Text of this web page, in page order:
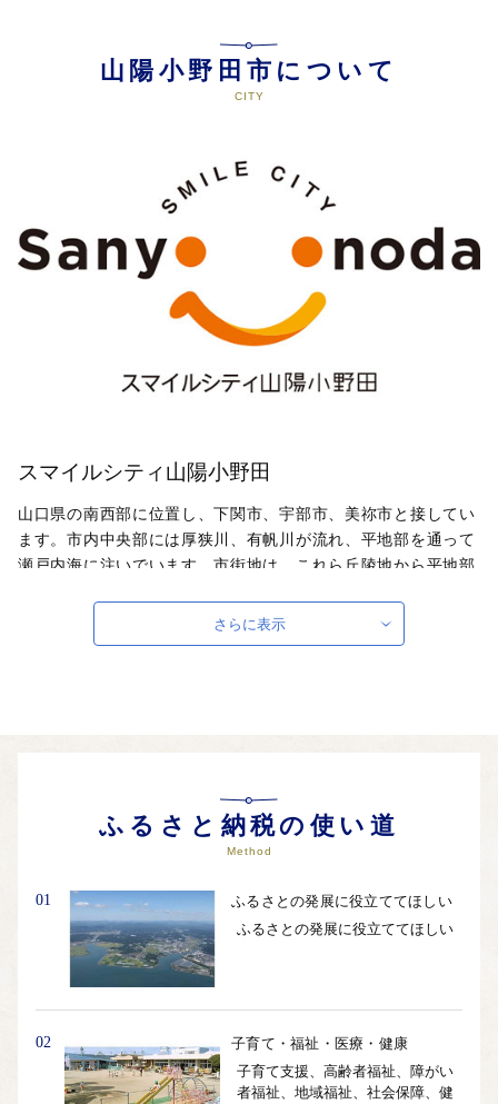
山陽小野田市について
スマイルシティ山陽小野田
山口県の南西部に位置し、下関市、宇部市、美祢市と接してい
ます。市内中央部には厚狭川、有帆川が流れ、平地部を通って
瀬戸内海に注いでいます。市街地は、これら丘陵地から平地部
の里山、河川、干拓地に拡がる田園地帯、海などの豊かな自然
のほか、森と湖に恵まれた公園や海や緑に囲まれたレクリエー
さらに表示
ふるさと納税の使い道
Method
01
ふるさとの発展に役立ててほしい
ふるさとの発展に役立ててほしい
02
子育て・福祉・医療・健康
子育て支援、高齢者福祉、障がい
者福祉、地域福祉、社会保障、健